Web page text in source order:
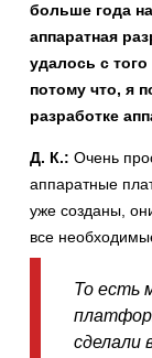
больше года
аппаратная
удалось с
потому что, я
разработке
Д. К.: Очень
аппаратные
уже созданы,
все
То есть
сделали